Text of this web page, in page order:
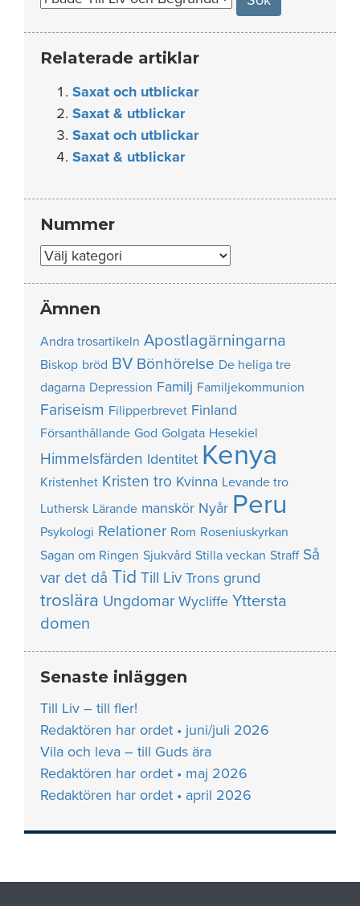
Relaterade artiklar
Saxat och utblickar
Saxat & utblickar
Saxat och utblickar
Saxat & utblickar
Nummer
Nummer
Ämnen
Andra trosartikeln Apostlagärningarna
Biskop bröd BV Bönhörelse De heliga tre
dagarna Depression Familj Familjekommunion
Fariseism Filipperbrevet Finland
Försanthållande God Golgata Hesekiel
Himmelsfärden Identitet Kenya
Kristenhet Kristen tro Kvinna Levande tro
Luthersk Lärande manskör Nyår Peru
Psykologi Relationer Rom Roseniuskyrkan
Sagan om Ringen Sjukvård Stilla veckan Straff Så
var det då Tid Till Liv Trons grund
troslära Ungdomar Wycliffe Yttersta
domen
Senaste inläggen
Till Liv – till fler!
Redaktören har ordet • juni/juli 2026
Vila och leva – till Guds ära
Redaktören har ordet • maj 2026
Redaktören har ordet • april 2026